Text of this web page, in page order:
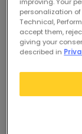
tekstur z
BELKI I
Poniżej
improving. Your
personalization
Technical,
accept them,
giving your
described in